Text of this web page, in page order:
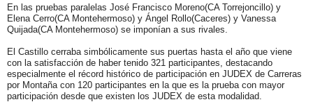
En las pruebas paralelas José Francisco Moreno(CA Torrejoncillo) y
Elena Cerro(CA Montehermoso) y Ángel Rollo(Caceres) y Vanessa
Quijada(CA Montehermoso) se imponían a sus rivales.
El Castillo cerraba simbólicamente sus puertas hasta el año que viene
con la satisfacción de haber tenido 321 participantes, destacando
especialmente el récord histórico de participación en JUDEX de Carreras
por Montaña con 120 participantes en la que es la prueba con mayor
participación desde que existen los JUDEX de esta modalidad.